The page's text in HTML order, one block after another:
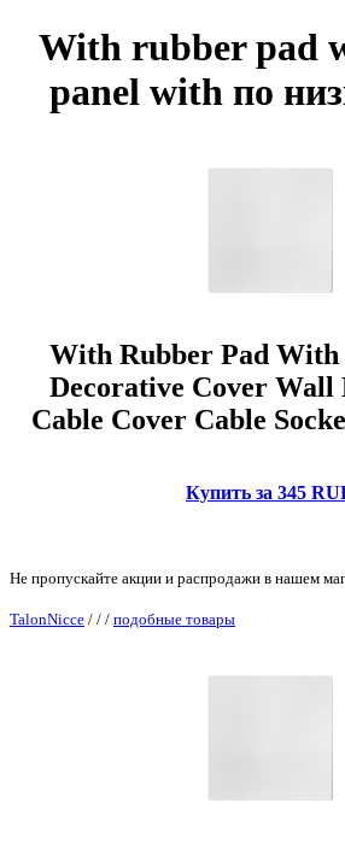
With rubber pad
panel with по
With Rubber Pad
Decorative Cover Wall
Cable Cover Cable
Купить за 345
Не пропускайте акции и распродажи в нашем
TalonNicce / / / подобные товары